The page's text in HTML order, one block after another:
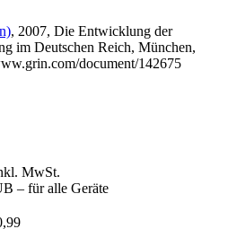
, 2007, Die Entwicklung der
im Deutschen Reich, München,
document/142675
MwSt.
– für alle Geräte